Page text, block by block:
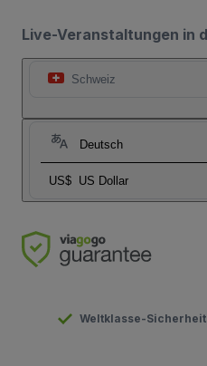
Live-Veranstaltungen in
Schweiz
Deutsch
US$ US Dollar
Weltklasse-